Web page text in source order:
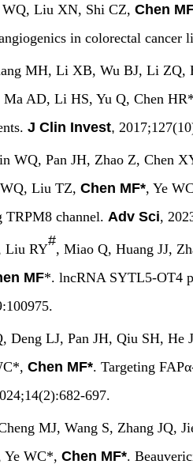
WQ, Liu XN, Shi CZ,Chen
in colorectal cancer
MH, Li XB, Wu BJ, Li
AD, Li HS, Yu Q, Chen
J Clin Invest,
WQ, Pan JH, Zhao Z, Chen
WQ, Liu TZ,Chen MF*, Ye
TRPM8 channel.Adv Sci,
Liu RY
#
, Miao Q, Huang JJ,
MF*. lncRNA SYTL5-OT4
Deng LJ, Pan JH, Qiu SH,
Chen MF*. Targeting
697.
MJ, Wang S, Zhang JQ,
Ye WC*,Chen MF*.